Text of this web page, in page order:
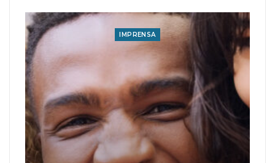
IMPRENSA